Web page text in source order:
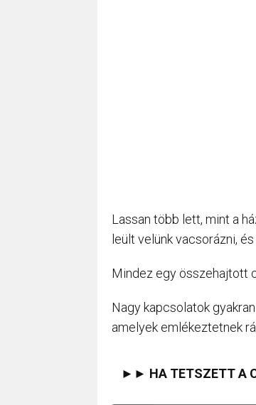
Lassan több lett, mint a
leült velünk vacsorázni,
Mindez egy összehajtott
Nagy kapcsolatok
amelyek emlékeztetnek
►► HA TETSZETT A